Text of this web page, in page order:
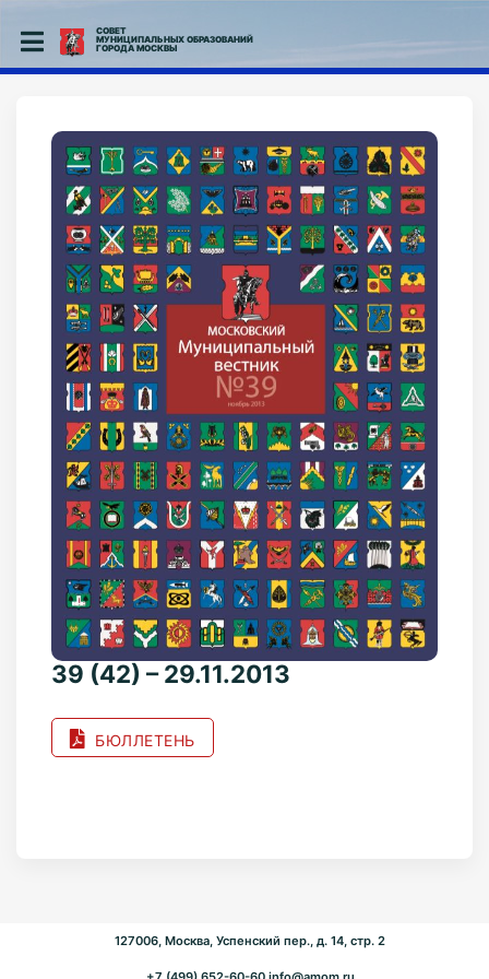
СОВЕТ
МУНИЦИПАЛЬНЫХ ОБРАЗОВАНИЙ
ГОРОДА МОСКВЫ
39 (42) – 29.11.2013
БЮЛЛЕТЕНЬ
127006, Москва, Успенский пер., д. 14, стр. 2